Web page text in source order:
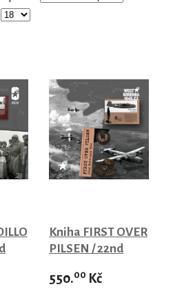
Kniha FIRST OVER
PILSEN / 22nd
550.00 Kč